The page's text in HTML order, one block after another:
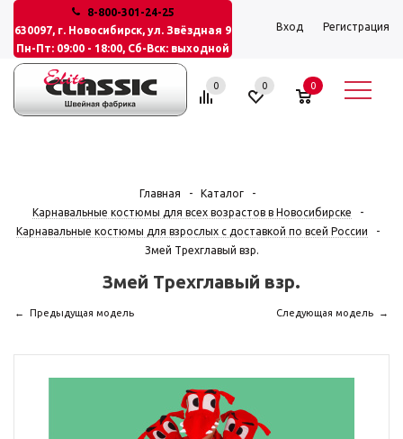
8-800-301-24-25
630097, г. Новосибирск, ул. Звёздная 9
Пн-Пт: 09:00 - 18:00, Сб-Вск: выходной
Вход Регистрация
0 0 0
Главная - Каталог
-
Карнавальные костюмы для всех возрастов в Новосибирске
-
Карнавальные костюмы для взрослых с доставкой по всей России
-
Змей Трехглавый взр.
Змей Трехглавый взр.
Предыдущая модель Следующая модель